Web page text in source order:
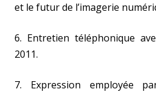
et le futur de l’imagerie
6. Entretien téléphonique
2011.
7. Expression employée